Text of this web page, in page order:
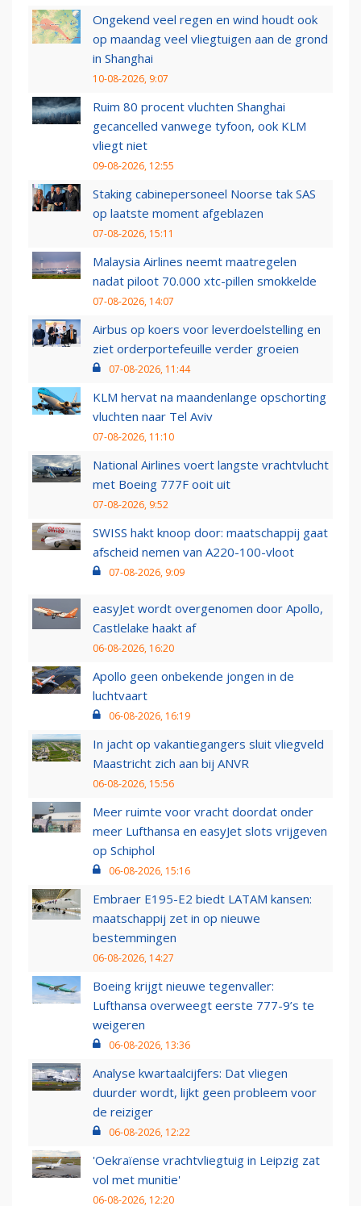
Ongekend veel regen en wind houdt ook
op maandag veel vliegtuigen aan de grond
in Shanghai
10-08-2026, 9:07
Ruim 80 procent vluchten Shanghai
gecancelled vanwege tyfoon, ook KLM
vliegt niet
09-08-2026, 12:55
Staking cabinepersoneel Noorse tak SAS
op laatste moment afgeblazen
07-08-2026, 15:11
Malaysia Airlines neemt maatregelen
nadat piloot 70.000 xtc-pillen smokkelde
07-08-2026, 14:07
Airbus op koers voor leverdoelstelling en
ziet orderportefeuille verder groeien
07-08-2026, 11:44
KLM hervat na maandenlange opschorting
vluchten naar Tel Aviv
07-08-2026, 11:10
National Airlines voert langste vrachtvlucht
met Boeing 777F ooit uit
07-08-2026, 9:52
SWISS hakt knoop door: maatschappij gaat
afscheid nemen van A220-100-vloot
07-08-2026, 9:09
easyJet wordt overgenomen door Apollo,
Castlelake haakt af
06-08-2026, 16:20
Apollo geen onbekende jongen in de
luchtvaart
06-08-2026, 16:19
In jacht op vakantiegangers sluit vliegveld
Maastricht zich aan bij ANVR
06-08-2026, 15:56
Meer ruimte voor vracht doordat onder
meer Lufthansa en easyJet slots vrijgeven
op Schiphol
06-08-2026, 15:16
Embraer E195-E2 biedt LATAM kansen:
maatschappij zet in op nieuwe
bestemmingen
06-08-2026, 14:27
Boeing krijgt nieuwe tegenvaller:
Lufthansa overweegt eerste 777-9’s te
weigeren
06-08-2026, 13:36
Analyse kwartaalcijfers: Dat vliegen
duurder wordt, lijkt geen probleem voor
de reiziger
06-08-2026, 12:22
'Oekraïense vrachtvliegtuig in Leipzig zat
vol met munitie'
06-08-2026, 12:20